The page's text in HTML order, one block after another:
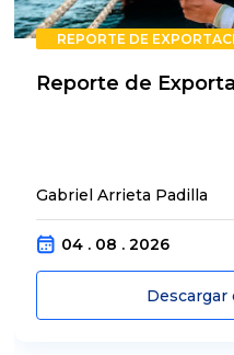
REPORTE DE
Reporte de
Gabriel Arrieta Padilla
04 . 08 . 2026